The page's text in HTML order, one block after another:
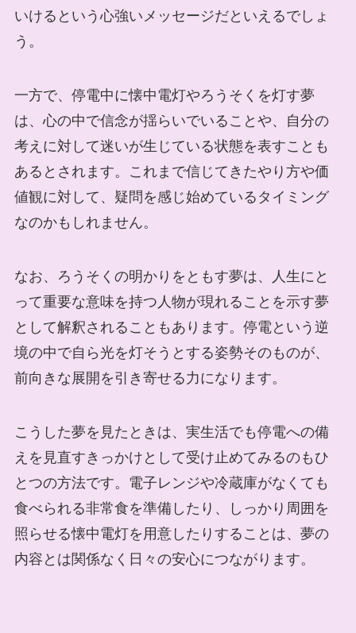
いけるという心強いメッセージだといえるでしょ
う。
一方で、停電中に懐中電灯やろうそくを灯す夢
は、心の中で信念が揺らいでいることや、自分の
考えに対して迷いが生じている状態を表すことも
あるとされます。これまで信じてきたやり方や価
値観に対して、疑問を感じ始めているタイミング
なのかもしれません。
なお、ろうそくの明かりをともす夢は、人生にと
って重要な意味を持つ人物が現れることを示す夢
として解釈されることもあります。停電という逆
境の中で自ら光を灯そうとする姿勢そのものが、
前向きな展開を引き寄せる力になります。
こうした夢を見たときは、実生活でも停電への備
えを見直すきっかけとして受け止めてみるのもひ
とつの方法です。電子レンジや冷蔵庫がなくても
食べられる非常食を準備したり、しっかり周囲を
照らせる懐中電灯を用意したりすることは、夢の
内容とは関係なく日々の安心につながります。